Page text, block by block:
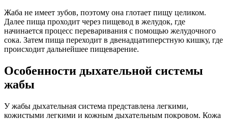
Жаба не имеет зубов, поэтому она глотает пищу целиком.
Далее пища проходит через пищевод в желудок, где
начинается процесс переваривания с помощью желудочного
сока. Затем пища переходит в двенадцатиперстную кишку, где
происходит дальнейшее пищеварение.
Особенности дыхательной системы
жабы
У жабы дыхательная система представлена легкими,
кожистыми легкими и кожным дыхательным покровом. Кожа